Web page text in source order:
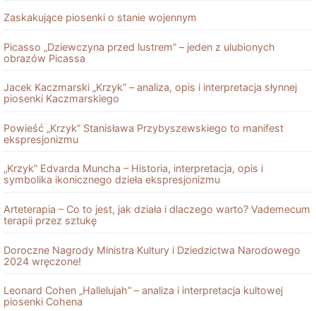
Zaskakujące piosenki o stanie wojennym
Picasso „Dziewczyna przed lustrem” – jeden z ulubionych
obrazów Picassa
Jacek Kaczmarski „Krzyk” – analiza, opis i interpretacja słynnej
piosenki Kaczmarskiego
Powieść „Krzyk” Stanisława Przybyszewskiego to manifest
ekspresjonizmu
„Krzyk” Edvarda Muncha – Historia, interpretacja, opis i
symbolika ikonicznego dzieła ekspresjonizmu
Arteterapia – Co to jest, jak działa i dlaczego warto? Vademecum
terapii przez sztukę
Doroczne Nagrody Ministra Kultury i Dziedzictwa Narodowego
2024 wręczone!
Leonard Cohen „Hallelujah” – analiza i interpretacja kultowej
piosenki Cohena